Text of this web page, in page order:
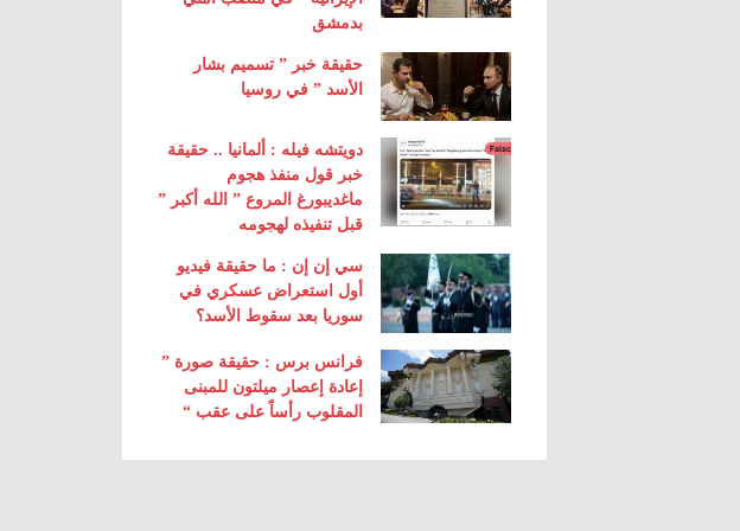
بدمشق
حقيقة خبر ” تسميم بشار
الأسد ” في روسيا
دويتشه فيله : ألمانيا .. حقيقة
خبر قول منفذ هجوم
ماغديبورغ المروع ” الله أكبر ”
قبل تنفيذه لهجومه
سي إن إن : ما حقيقة فيديو
أول استعراض عسكري في
سوريا بعد سقوط الأسد؟
فرانس برس : حقيقة صورة ”
إعادة إعصار ميلتون للمبنى
المقلوب رأساً على عقب “